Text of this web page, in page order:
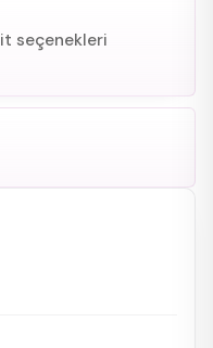
seçenekleri